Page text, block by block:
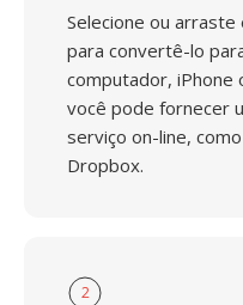
Selecione ou arraste
para convertê-lo
computador, iPhone
você pode fornecer
serviço on-line,
Dropbox.
2